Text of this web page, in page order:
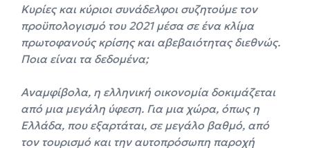
Κυρίες και κύριοι συνάδελφοι συζητούμε τον
προϋπολογισμό του 2021 μέσα σε ένα κλίμα
πρωτοφανούς κρίσης και αβεβαιότητας διεθνώς.
Ποια είναι τα δεδομένα;
Αναμφίβολα, η ελληνική οικονομία δοκιμάζεται
από μια μεγάλη ύφεση. Για μια χώρα, όπως η
Ελλάδα, που εξαρτάται, σε μεγάλο βαθμό, από
τον τουρισμό και την αυτοπρόσωπη παροχή